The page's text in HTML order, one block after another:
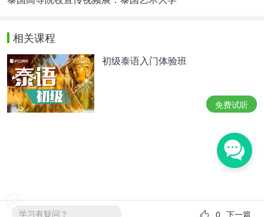
相关课程
初级泰语入门体验班
免费试听
学习有疑问？ 下一篇
0